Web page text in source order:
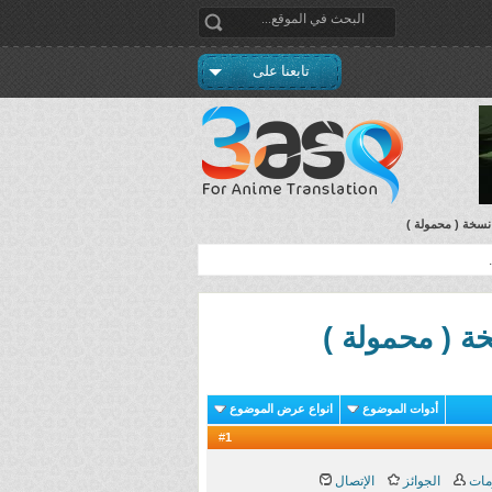
تابعنا على
أدوات الموضوع انواع عرض الموضوع
1
الجوائز الإتصال